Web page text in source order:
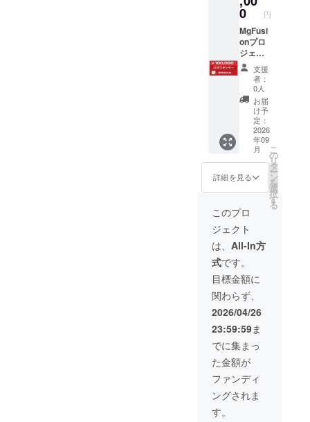
す。デ
ジタル
形式で
保存可
能で
す。 ・
提供方
法： プ
ロジェ
クト終
了後、
支援者
様の登
録メー
ルアド
レス宛
りしま
提供時
期：
2026年
8月頃
・注意
事項：
お名前
は備考
ご記入
くださ
い。記
載が不
要な場
合は
「記載
次研究
レポー
ト ■お
礼メー
ル ■活
動報告
の閲覧
本文参
照くだ
さい ■
支援証
明書
PDF（
お名前
入り・
保存可
備考欄
にてご
記入く
ださ
い。記
載が不
要な場
合は
「記載
なし」
とご記
入くだ
さい ■
オンラ
インセ
ミナー1
年間参
加権 ・
礼メー
ルに添
付） ・
支援証
明書
PDF（
お名前
入り・
保存可
能） ・
オンラ
インセ
ミナー1
年間参
加権 ・
学会発
表資料
PDF配
布 ・月
次研究
レポー
ト ・公
式サイ
ト支援
者一覧
にお名
前掲載
（希望
者の
み） ・
特別研
究レ
ポート
■お礼
メール
■活動報
0 円
MgFusi
onプロ
ジェク
トを共
に推進
する公
式支援
者向け
プラン
です。
特典 ・
お礼
メール
（研究
者本人
より送
付） ・
活動報
告 ・支
援証明
書
PDF（
お名前
入り・
保存可
能） ・
オンラ
インセ
ミナー1
年間参
加権 ・
学会発
表資料
PDF配
支援
者：
0人
お届
け予
定：
2026
年09
月
詳細を見る
こ
の
リ
タ
ー
ン
を
選
択
す
る
このプロ
ジェクト
は、 All-In方
式です。
目標金額に
関わらず、
2026/04/26
23:59:59ま
でに集まっ
た金額が
ファンディ
ングされま
す。